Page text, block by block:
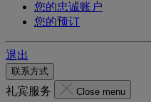
您的忠诚账户
您的预订
退出
联系方式
礼宾服务 Close menu